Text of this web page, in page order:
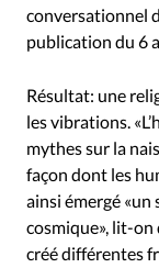
Société
conversationnel
publication du 6
Résultat: une
les vibrations.
mythes sur la
façon dont les
ainsi émergé «un
cosmique», lit-
créé différentes